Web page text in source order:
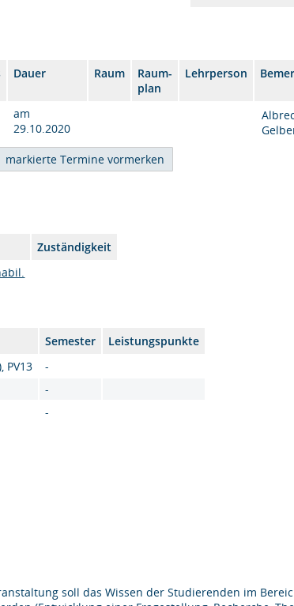
Dauer Raum
Raum-
plan
Lehrperson
am
29.10.2020
Zuständigkeit
Semester
Leistungspunkte
PV13
-
-
-
soll das Wissen der Studierenden im